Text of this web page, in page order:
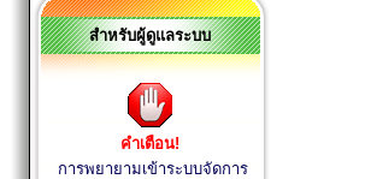
สำหรับผู้ดูแลระบบ
คำเตือน!
การพยายามเข้าระบบจัดการ